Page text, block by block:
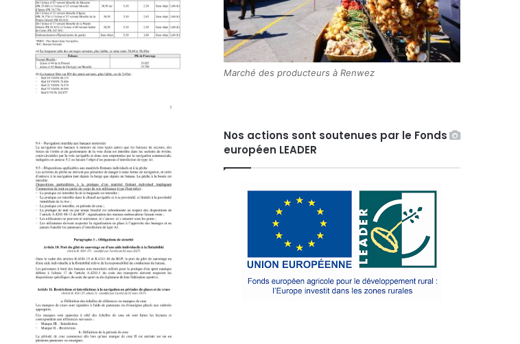
Marché des producteurs à Renwez
Nos actions sont soutenues par le Fonds
européen LEADER